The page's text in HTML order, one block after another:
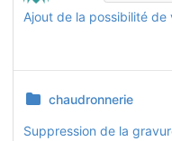
Ajout de la possibilité
chaudronnerie
Suppression de la